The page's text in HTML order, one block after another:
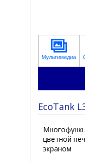
EcoTank
цветной
экраном